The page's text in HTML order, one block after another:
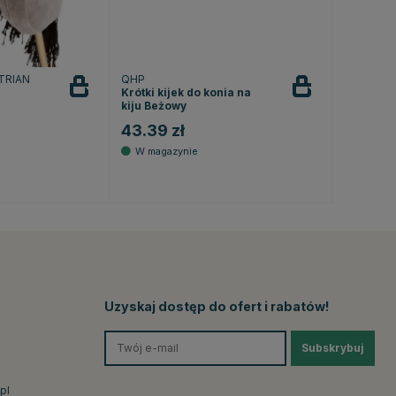
QHP
Krótki kijek do konia na
kiju Beżowy
43.39 zł
Uzyskaj dostęp do ofert i rabatów!
Subskrybuj